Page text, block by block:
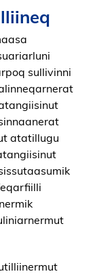
sullivinni
atatillugu